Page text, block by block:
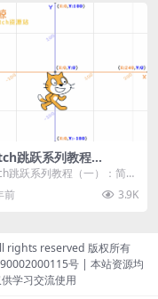
跳跃系列教程
：简单跳跃
跳跃系列教程（一）：简单
者：小虎鲸Scratch资源站
前 3.9K
rights reserved 版权所有
号| 本站资源均
学习交流使用